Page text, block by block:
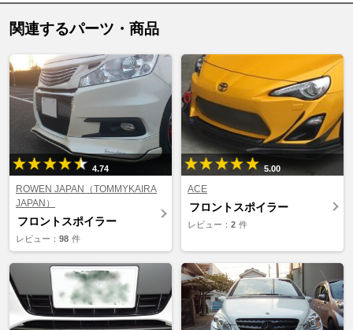
関連するパーツ・商品
4.74
ROWEN JAPAN（TOMMYKAIRA
JAPAN）
フロントスポイラー
レビュー： 98 件
5.00
ACE
フロントスポイラー
レビュー： 2 件